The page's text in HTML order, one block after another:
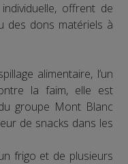
offrent de
des dons matériels à
alimentaire, l’un
la faim, elle est
groupe Mont Blanc
de snacks dans les
frigo et de plusieurs